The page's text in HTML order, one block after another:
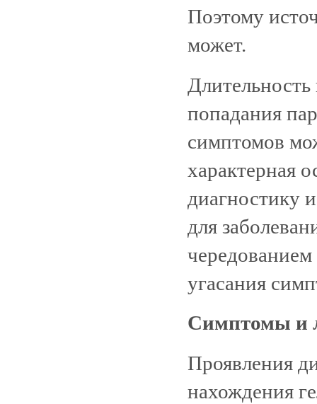
Поэтому
может.
попадания
симптомов
характерная
диагностику
для
угасания
Симптомы и
Проявления
нахождения